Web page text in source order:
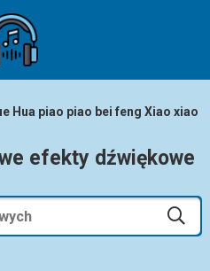
Hua piao piao bei feng Xiao xiao
efekty dźwiękowe